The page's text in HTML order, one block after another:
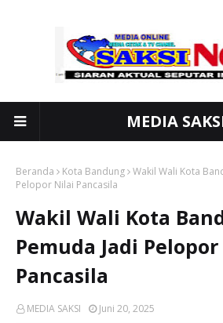
MEDIA
Beranda Kota Bandung Wakil Wali Kota
Pelopor Nilai Pancasila
Wakil Wali Kota
Pemuda Jadi
Pancasila
MEDIA SAKSI Juni 20, 2025